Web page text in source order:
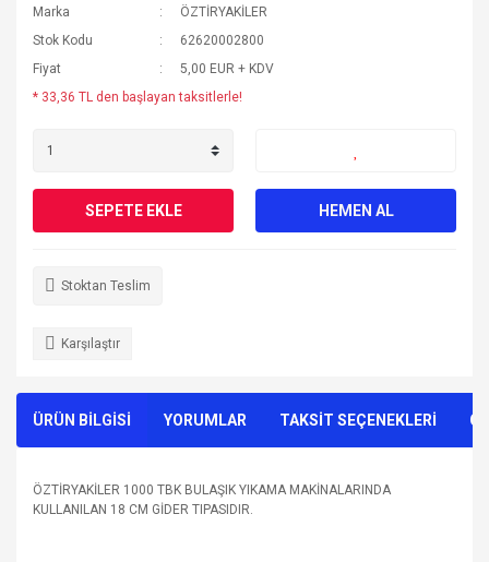
Marka
ÖZTİRYAKİLER
Stok Kodu
62620002800
Fiyat
5,00 EUR + KDV
* 33,36 TL den başlayan taksitlerle!
SEPETE EKLE HEMEN AL
Stoktan Teslim
Karşılaştır
ÜRÜN BİLGİSİ YORUMLAR TAKSİT SEÇENEKLERİ
ÖZTİRYAKİLER 1000 TBK BULAŞIK YIKAMA MAKİNALARINDA
KULLANILAN 18 CM GİDER TIPASIDIR.